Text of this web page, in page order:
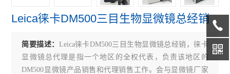
奥林巴斯BX51荧光显微镜
奥林巴斯CKX31倒置显微镜
奥林巴斯CKX41倒置显微镜
Leica徕卡DM500三目生物显微镜总经销
简要描述： Leica徕卡DM500三目生物显微镜总经销，徕卡
显微镜总代理是指一个地区的全权代表，负责该地区的
DM500显微镜产品销售和代理销售工作。会与显微镜厂家